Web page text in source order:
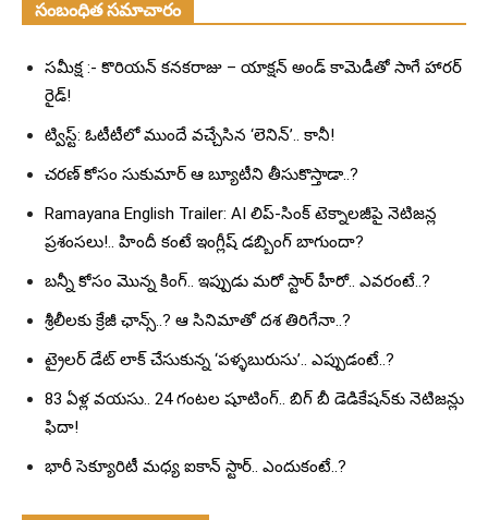
సంబంధిత సమాచారం
సమీక్ష :- కొరియన్ కనకరాజు – యాక్షన్ అండ్ కామెడీతో సాగే హారర్
రైడ్!
ట్విస్ట్: ఓటీటీలో ముందే వచ్చేసిన ‘లెనిన్’.. కానీ!
చరణ్ కోసం సుకుమార్ ఆ బ్యూటీని తీసుకొస్తాడా..?
Ramayana English Trailer: AI లిప్-సింక్ టెక్నాలజీపై నెటిజన్ల
ప్రశంసలు!.. హిందీ కంటే ఇంగ్లీష్ డబ్బింగ్ బాగుందా?
బన్నీ కోసం మొన్న కింగ్.. ఇప్పుడు మరో స్టార్ హీరో.. ఎవరంటే..?
శ్రీలీలకు క్రేజీ ఛాన్స్..? ఆ సినిమాతో దశ తిరిగేనా..?
ట్రైలర్ డేట్ లాక్ చేసుకున్న ‘పళ్ళబురుసు’.. ఎప్పుడంటే..?
83 ఏళ్ల వయసు.. 24 గంటల షూటింగ్.. బిగ్ బీ డెడికేషన్‌కు నెటిజన్లు
ఫిదా!
భారీ సెక్యూరిటీ మధ్య ఐకాన్ స్టార్.. ఎందుకంటే..?